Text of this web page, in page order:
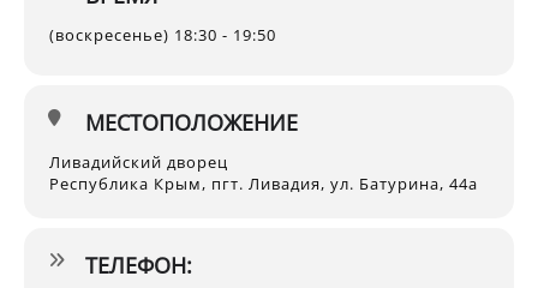
(воскресенье) 18:30 - 19:50
МЕСТОПОЛОЖЕНИЕ
Ливадийский дворец
Республика Крым, пгт. Ливадия, ул. Батурина, 44а
ТЕЛЕФОН: